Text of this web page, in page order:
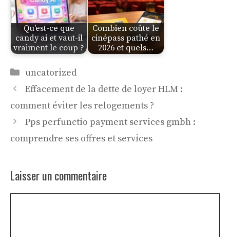
Qu'est-ce que
candy ai et vaut-il
vraiment le coup ?
Combien coûte le
cinépass pathé en
2026 et quels…
Catégories
uncatorized
Effacement de la dette de loyer HLM :
comment éviter les relogements ?
Pps perfunctio payment services gmbh :
comprendre ses offres et services
Laisser un commentaire